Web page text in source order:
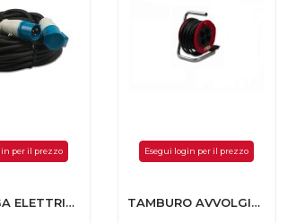
per il prezzo
PROLUNGA ELETTRICA 230V CEE 3 POLI 3G2,5MM.
Esegui login per il prezzo
TAMBURO AVVOLGICAVO COMPATTO ST 230VOLT-3G1,5MM. 50METRI